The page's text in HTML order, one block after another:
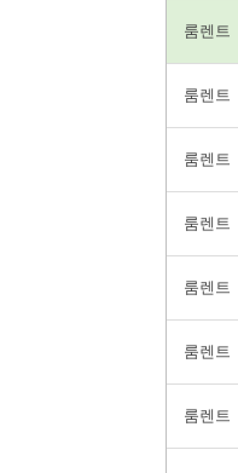
룸렌트
룸렌트
룸렌트
룸렌트
룸렌트
룸렌트
룸렌트